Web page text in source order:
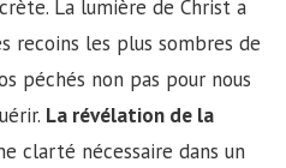
La lumière de Christ a
recoins les plus sombres de
péchés non pas pour nous
La révélation de la
clarté nécessaire dans un